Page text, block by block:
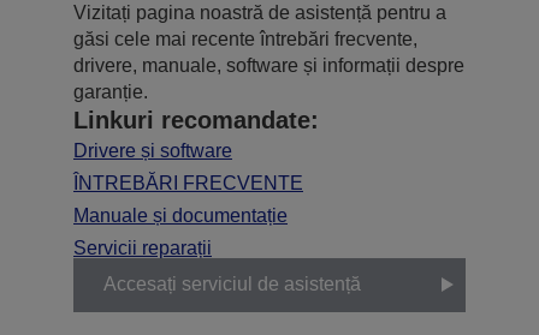
Vizitați pagina noastră de asistență pentru a
găsi cele mai recente întrebări frecvente,
drivere, manuale, software și informații despre
garanție.
Linkuri recomandate:
Drivere și software
ÎNTREBĂRI FRECVENTE
Manuale și documentație
Servicii reparații
Accesați serviciul de asistență